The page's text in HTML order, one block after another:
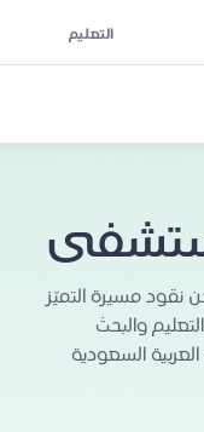
التعليم
ونحن نقود مسيرة التميّز
والبحث
السعودية